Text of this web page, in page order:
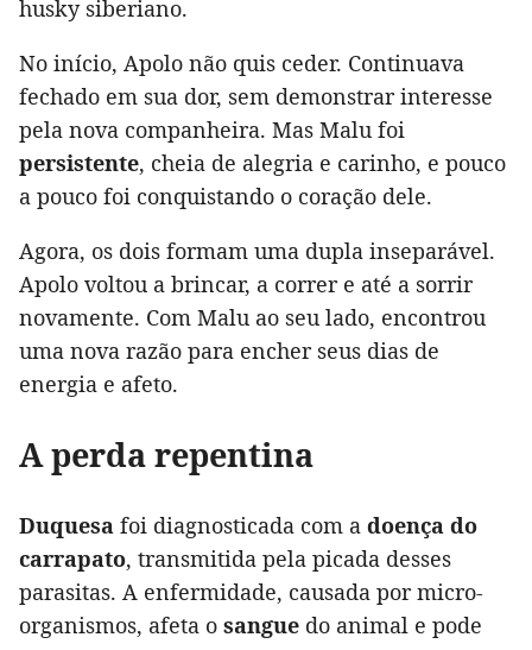
husky siberiano.
No início, Apolo não quis ceder. Continuava
fechado em sua dor, sem demonstrar interesse
pela nova companheira. Mas Malu foi
persistente, cheia de alegria e carinho, e pouco
a pouco foi conquistando o coração dele.
Agora, os dois formam uma dupla inseparável.
Apolo voltou a brincar, a correr e até a sorrir
novamente. Com Malu ao seu lado, encontrou
uma nova razão para encher seus dias de
energia e afeto.
A perda repentina
Duquesa foi diagnosticada com a doença do
carrapato, transmitida pela picada desses
parasitas. A enfermidade, causada por micro-
organismos, afeta o sangue do animal e pode